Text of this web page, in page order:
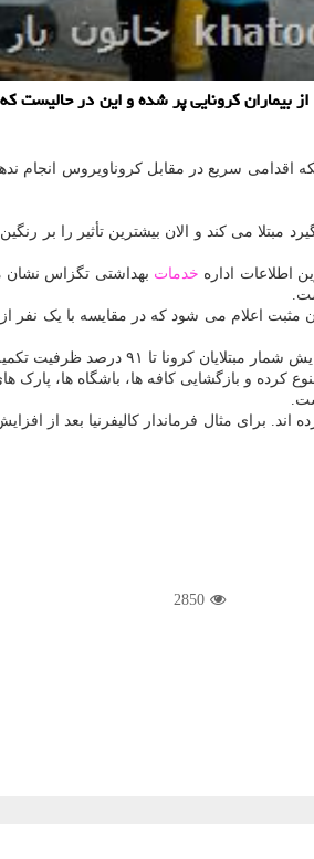
سریع در مقابل کروناویروس انجام
می کند و الان بیشترین تأثیر را بر
اطلاعات اداره خدمات بهداشتی تگزاس نشان
2850